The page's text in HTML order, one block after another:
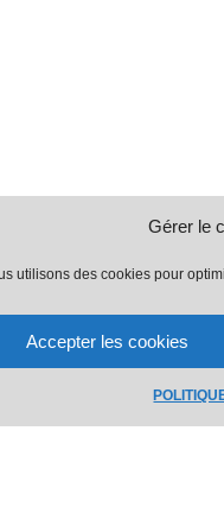
Gérer le
utilisons des cookies pour
Accepter les cookies